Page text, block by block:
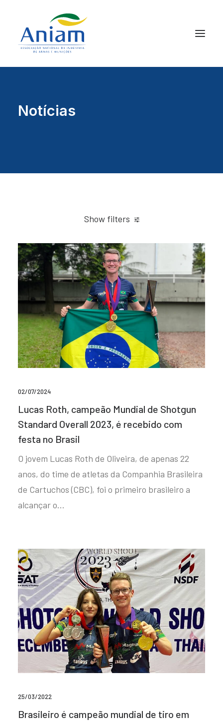
Notícias
Show filters
02/07/2024
Lucas Roth, campeão Mundial de Shotgun
Standard Overall 2023, é recebido com
festa no Brasil
O jovem Lucas Roth de Oliveira, de apenas 22
anos, do time de atletas da Companhia Brasileira
de Cartuchos (CBC), foi o primeiro brasileiro a
alcançar o…
25/03/2022
Brasileiro é campeão mundial de tiro em